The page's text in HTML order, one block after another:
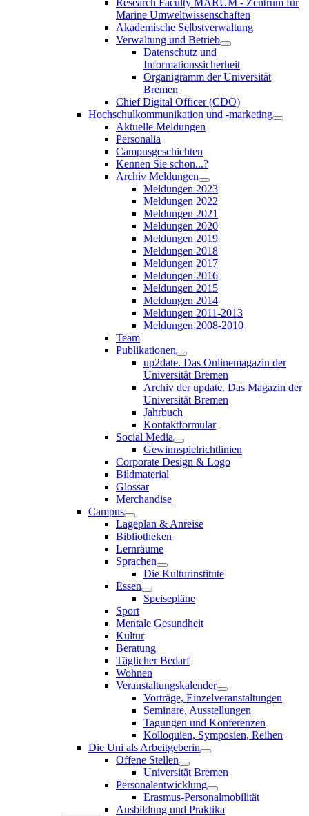
Marine Umweltwissenschaften
Akademische Selbstverwaltung
Verwaltung und Betrieb
Datenschutz und
Informationssicherheit
Organigramm der Universität
Bremen
Chief Digital Officer (CDO)
Hochschulkommunikation und -marketing
Aktuelle Meldungen
Personalia
Campusgeschichten
Kennen Sie schon...?
Archiv Meldungen
Meldungen 2023
Meldungen 2022
Meldungen 2021
Meldungen 2020
Meldungen 2019
Meldungen 2018
Meldungen 2017
Meldungen 2016
Meldungen 2015
Meldungen 2014
Meldungen 2011-2013
Meldungen 2008-2010
Team
Publikationen
up2date. Das Onlinemagazin der
Universität Bremen
Archiv der update. Das Magazin der
Universität Bremen
Jahrbuch
Kontaktformular
Social Media
Gewinnspielrichtlinien
Corporate Design & Logo
Bildmaterial
Glossar
Merchandise
Campus
Lageplan & Anreise
Bibliotheken
Lernräume
Sprachen
Die Kulturinstitute
Essen
Speisepläne
Sport
Mentale Gesundheit
Kultur
Beratung
Täglicher Bedarf
Wohnen
Veranstaltungskalender
Vorträge, Einzelveranstaltungen
Seminare, Ausstellungen
Tagungen und Konferenzen
Kolloquien, Symposien, Reihen
Die Uni als Arbeitgeberin
Offene Stellen
Universität Bremen
Personalentwicklung
Erasmus-Personalmobilität
Ausbildung und Praktika